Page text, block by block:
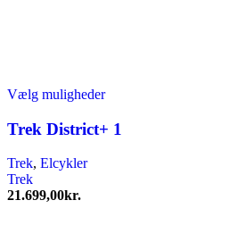
Vælg mulighederDette
har
Trek District+ 1
Trek, Elcykler
Trek
21.699,00kr.